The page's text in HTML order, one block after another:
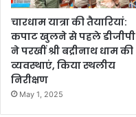
चारधाम यात्रा की तैयारियां:
कपाट खुलने से पहले डीजीपी
ने परखीं श्री बद्रीनाथ धाम की
व्यवस्थाएं, किया स्थलीय
निरीक्षण
May 1, 2025